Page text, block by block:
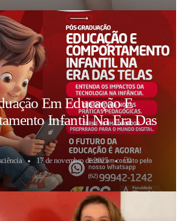
Em Educação E
Infantil Na Era Das
17 de novembro de 2025 0